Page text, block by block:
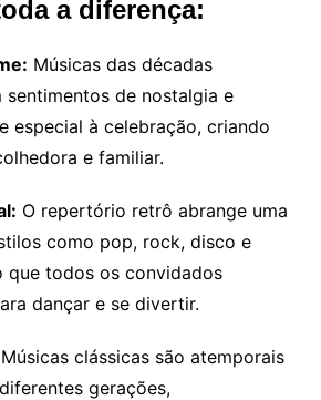
a diferença:
Músicas das décadas
sentimentos de nostalgia e
especial à celebração, criando
e familiar.
O repertório retrô abrange uma
como pop, rock, disco e
que todos os convidados
dançar e se divertir.
Músicas clássicas são atemporais
gerações,